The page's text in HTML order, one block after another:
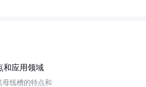
和应用领域
线槽的特点和